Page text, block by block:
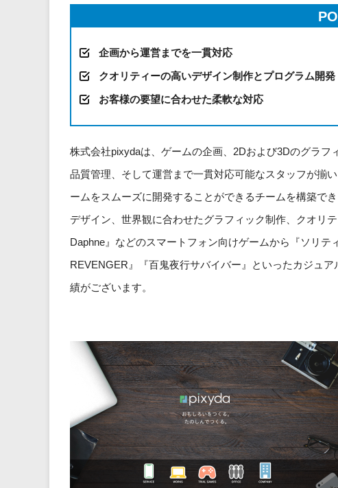
企画から運営までを一貫対応
クオリティーの高いデザイン制作とプログラム開発
お客様の要望に合わせた柔軟な対応
株式会社pixydaは、ゲームの企画、2Dおよび3Dのグラフ
品質管理、そして運営まで一貫対応可能なスタッフが揃
ームをスムーズに開発することができるチームを構築で
デザイン、世界観に合わせたグラフィック制作、クオリ
Daphne』などのスマートフォン向けゲームから『ソリ
REVENGER』『百鬼夜行サバイバー』といったカジュ
績がございます。